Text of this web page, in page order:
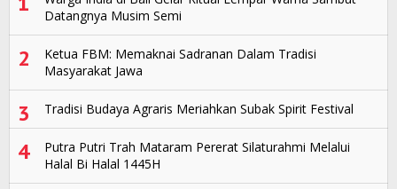
Datangnya Musim Semi
2
Ketua FBM: Memaknai Sadranan Dalam Tradisi
Masyarakat Jawa
3 Tradisi Budaya Agraris Meriahkan Subak Spirit Festival
4
Putra Putri Trah Mataram Pererat Silaturahmi Melalui
Halal Bi Halal 1445H